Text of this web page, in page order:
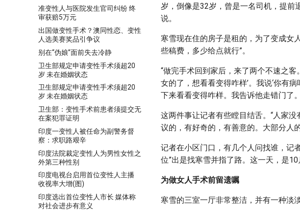
准变性人与医院发生官司纠纷 终
审获赔5万元
出国做变性手术？澳同性恋、变性
人选美赛奖品引争议
别在“伪娘”面前失去冷静
卫生部规定申请变性手术须超20
岁 未在婚姻状态
卫生部规定申请变性手术须超20
岁 未在婚姻状态
卫生部：变性手术前患者须提交无
在案犯罪证明
印度一变性人被任命为副警务督
察：求职路艰辛
印度法院裁定变性人为男性女性之
外第三种性别
印度电视台启用首位变性人主播
收视率大增(图)
印度选出首位变性人市长 媒体称
对社会进步有意义
岁，倒像是32岁，曾是一名司机，提前
说。
寒雪现在住的房子是租的，为了变成女
些稿费，多少给点就行”。
“做完手术回到家后，来了两个不速之客
女的了，想看看变得咋样’。我说‘你有
下来看看变得咋样。我告诉他走错门了
这两件事让记者有些瞠目结舌。“人家
议的，有好奇的，有善意的。大部分人
记者在小区门口，有几个人问找谁，记
位”出是找寒雪并指了路。这一天，是10
为做女人手术前留遗嘱
寒雪的三室一厅非常整洁，并有一种淡